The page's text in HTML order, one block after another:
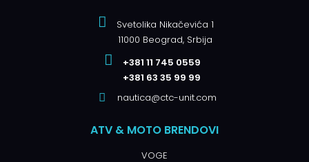
Svetolika Nikačevića 1
11000 Beograd, Srbija
+381 11 745 0559
+381 63 35 99 99
nautica@ctc-unit.com
ATV & MOTO BRENDOVI
VOGE